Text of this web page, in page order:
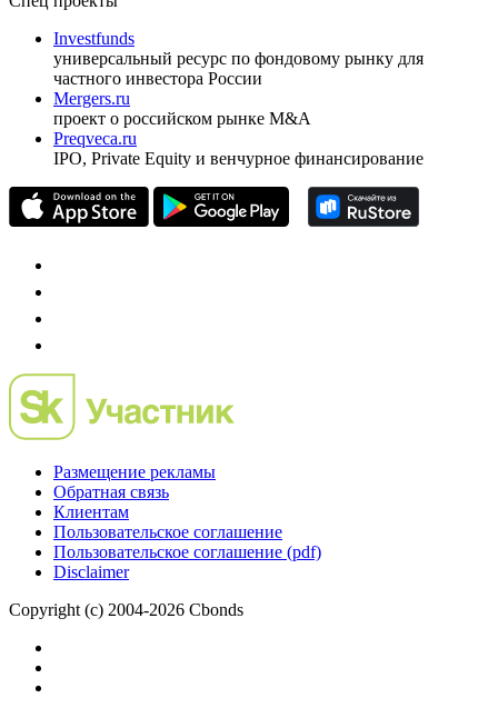
Investfunds
универсальный ресурс по фондовому рынку для
частного инвестора России
Mergers.ru
проект о российском рынке M&A
Preqveca.ru
IPO, Private Equity и венчурное финансирование
Размещение рекламы
Обратная связь
Клиентам
Пользовательское соглашение
Пользовательское соглашение (pdf)
Disclaimer
Copyright (c) 2004-2026 Cbonds